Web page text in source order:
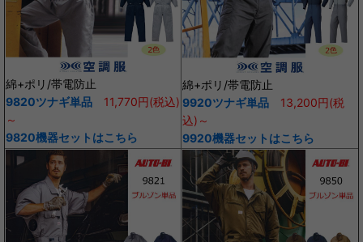
綿+ポリ/帯電防止
9820ツナギ単品
11,770円(税込)
～
9820機器セットはこちら
綿+ポリ/帯電防止
9920ツナギ単品
13,200円(税
込)～
9920機器セットはこちら